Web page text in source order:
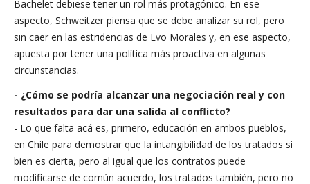
Bachelet debiese tener un rol más protagónico. En ese
aspecto, Schweitzer piensa que se debe analizar su rol, pero
sin caer en las estridencias de Evo Morales y, en ese aspecto,
apuesta por tener una política más proactiva en algunas
circunstancias.
- ¿Cómo se podría alcanzar una negociación real y con
resultados para dar una salida al conflicto?
- Lo que falta acá es, primero, educación en ambos pueblos,
en Chile para demostrar que la intangibilidad de los tratados si
bien es cierta, pero al igual que los contratos puede
modificarse de común acuerdo, los tratados también, pero no